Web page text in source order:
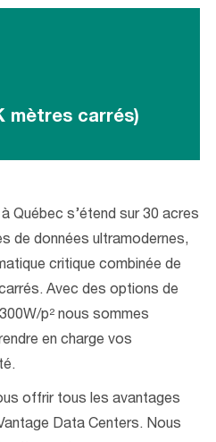
mètres carrés)
Québec s’étend sur 30 acres
de données ultramodernes,
critique combinée de
Avec des options de
p² nous sommes
en charge vos
offrir tous les avantages
Data Centers. Nous